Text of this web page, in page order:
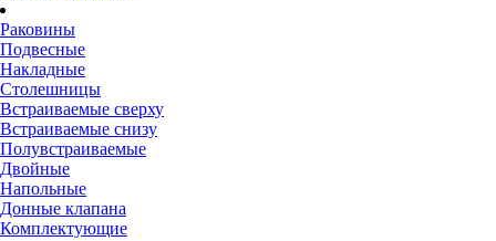
Раковины
Подвесные
Накладные
Столешницы
Встраиваемые сверху
Встраиваемые снизу
Полувстраиваемые
Двойные
Напольные
Донные клапана
Комплектующие